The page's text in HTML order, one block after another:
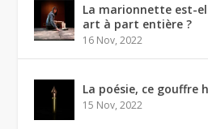
La marionnette est-
art à part entière ?
16 Nov, 2022
La poésie, ce gouffre
15 Nov, 2022